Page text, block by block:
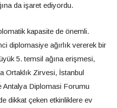
da işaret ediyordu.
kapasite de önemli.
diplomasiye ağırlık vererek bir
5. temsil ağına erişmesi,
Ortaklık Zirvesi, İstanbul
Antalya Diplomasi Forumu
dikkat çeken etkinliklere ev